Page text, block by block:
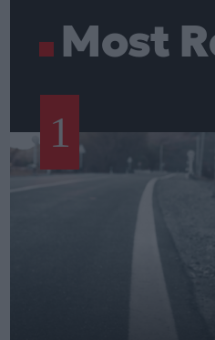
Most
1